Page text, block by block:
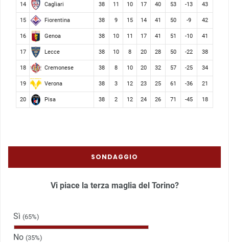
14 Cagliari 38 11 10 17 40 53 -13 43
15 Fiorentina 38 9 15 14 41 50 -9 42
16 Genoa 38 10 11 17 41 51 -10 41
17 Lecce 38 10 8 20 28 50 -22 38
18 Cremonese 38 8 10 20 32 57 -25 34
19 Verona 38 3 12 23 25 61 -36 21
20 Pisa 38 2 12 24 26 71 -45 18
SONDAGGIO
Vi piace la terza maglia del Torino?
Sì (65%)
No (35%)